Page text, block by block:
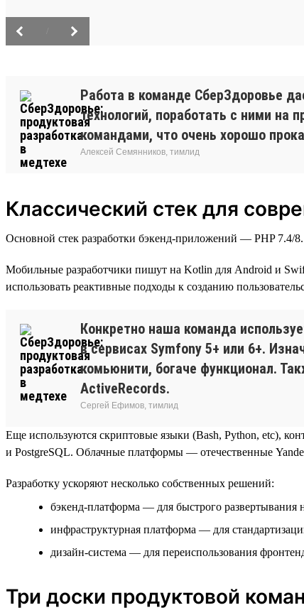
Работа в команде СберЗдоровье
технологий, поработать с ними
командами, что очень хорошо
Алексей Семянников, тимлид
Классический стек для
Основной стек разработки бэкенд-приложений — PHP 7.4/
Мобильные разработчики пишут на Kotlin для Android и
использовать реактивные подходы к созданию
Конкретно наша команда
в сервисах Symfony 5+ или 6+.
комьюнити, богаче функционал.
ActiveRecords.
Сергей Ефимов, тимлид
Еще используются скриптовые языки (Bash, Python, etc),
и PostgreSQL. Облачные платформы — отечественные
Разработку ускоряют несколько собственных решений:
бэкенд-платформа — для быстрого
инфраструктурная платформа — для
дизайн-система — для переиспользования
Три доски продуктовой